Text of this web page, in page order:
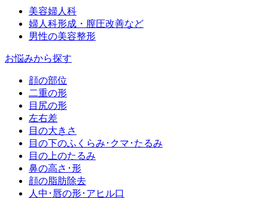
美容婦人科
婦人科形成・膣圧改善など
男性の美容整形
お悩みから探す
顔の部位
二重の形
目尻の形
左右差
目の大きさ
目の下のふくらみ･クマ･たるみ
目の上のたるみ
鼻の高さ･形
顔の脂肪除去
人中･唇の形･アヒル口